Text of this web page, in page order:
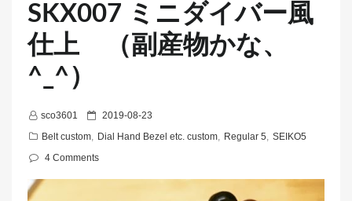
SKX007 ミニダイバー風
仕上 （副産物かな、
^_^）
sco3601
P
o
2019-08-23
Belt custom, Dial Hand Bezel etc. custom, Regular 5, SEIKO5
4 Comments